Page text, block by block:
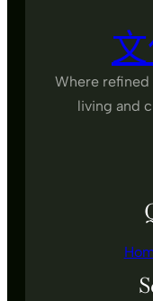
Where
living and